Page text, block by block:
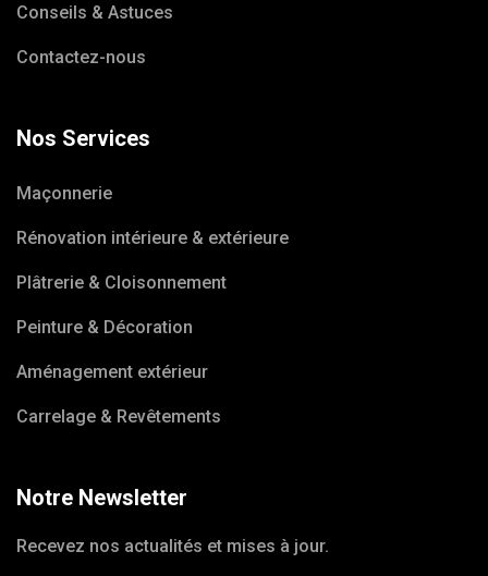
Conseils & Astuces
Contactez-nous
Nos Services
Maçonnerie
Rénovation intérieure & extérieure
Plâtrerie & Cloisonnement
Peinture & Décoration
Aménagement extérieur
Carrelage & Revêtements
Notre Newsletter
Recevez nos actualités et mises à jour.